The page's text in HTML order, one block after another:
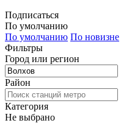
Подписаться
По умолчанию
По умолчанию По новизне
Фильтры
Город или регион
Район
Категория
Не выбрано